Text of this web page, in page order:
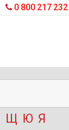
0 800 217 232
Щ Ю Я